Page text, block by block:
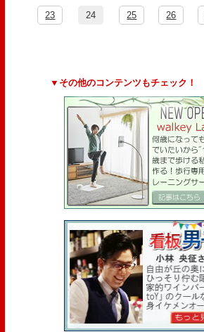
23 24 25 26
▼その他のコンテンツもチェック！